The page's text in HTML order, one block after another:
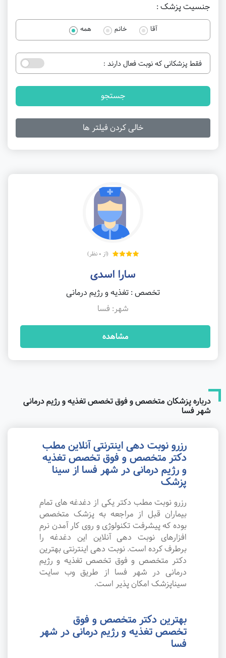
جنسیت پزشک :
آقا خانم همه
فقط پزشکانی که نوبت فعال دارند :
جستجو
خالی کردن فیلتر ها
(از 0 نظر)
سارا اسدی
تخصص : تغذیه و رژیم درمانی
شهر: فسا
مشاهده
درباره پزشکان متخصص و فوق تخصص تغذیه و رژیم درمانی
شهر فسا
رزرو نوبت دهی اینترنتی آنلاین مطب
دکتر متخصص و فوق تخصص تغذیه
و رژیم درمانی در شهر فسا از سینا
پزشک
رزرو نوبت مطب دکتر یکی از دغدغه های تمام
بیماران قبل از مراجعه به پزشک متخصص
بوده که پیشرفت تکنولوژی و روی کار آمدن نرم
افزارهای نوبت دهی آنلاین این دغدغه را
برطرف کرده است. نوبت دهی اینترنتی بهترین
دکتر متخصص و فوق تخصص تغذیه و رژیم
درمانی در شهر فسا از طریق وب سایت
سیناپزشک امکان پذیر است.
بهترین دکتر متخصص و فوق
تخصص تغذیه و رژیم درمانی در شهر
فسا